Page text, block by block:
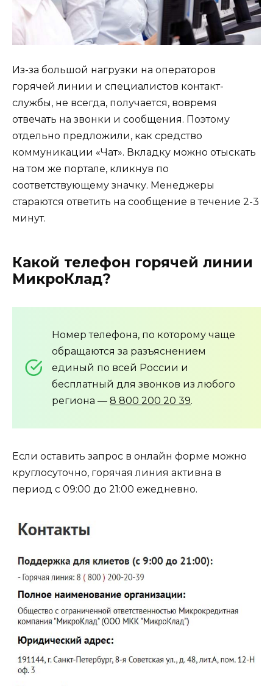
Из-за большой нагрузки на операторов
горячей линии и специалистов контакт-
службы, не всегда, получается, вовремя
отвечать на звонки и сообщения. Поэтому
отдельно предложили, как средство
коммуникации «Чат». Вкладку можно отыскать
на том же портале, кликнув по
соответствующему значку. Менеджеры
стараются ответить на сообщение в течение 2-3
минут.
Какой телефон горячей линии
МикроКлад?
Номер телефона, по которому чаще
обращаются за разъяснением
единый по всей России и
бесплатный для звонков из любого
региона — 8 800 200 20 39.
Если оставить запрос в онлайн форме можно
круглосуточно, горячая линия активна в
период с 09:00 до 21:00 ежедневно.